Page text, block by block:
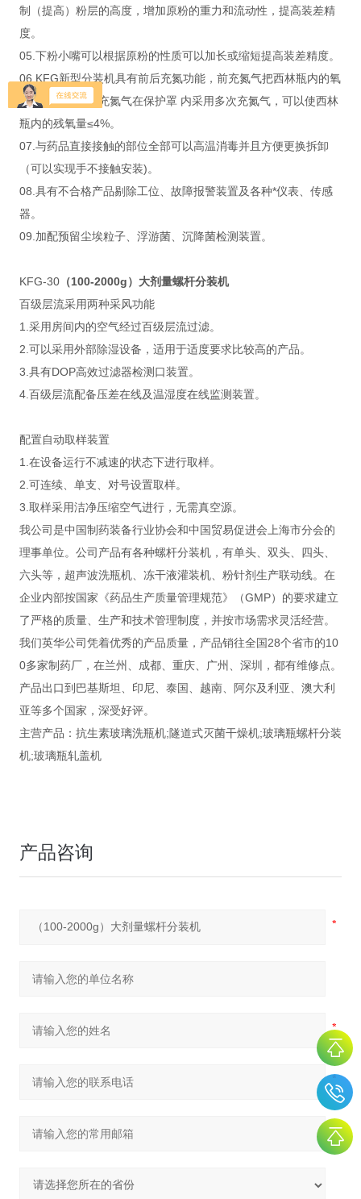
制（提高）粉层的高度，增加原粉的重力和流动性，提高装差精
度。
05.下粉小嘴可以根据原粉的性质可以加长或缩短提高装差精度。
06.KFG新型分装机具有前后充氮功能，前充氮气把西林瓶内的氧
气置换出来，后充氮气在保护罩 内采用多次充氮气，可以使西林
瓶内的残氧量≤4%。
07.与药品直接接触的部位全部可以高温消毒并且方便更换拆卸
（可以实现手不接触安装)。
08.具有不合格产品剔除工位、故障报警装置及各种*仪表、传感
器。
09.加配预留尘埃粒子、浮游菌、沉降菌检测装置。
KFG-30（100-2000g） 大剂量螺杆分装机
百级层流采用两种采风功能
1.采用房间内的空气经过百级层流过滤。
2.可以采用外部除湿设备，适用于适度要求比较高的产品。
3.具有DOP高效过滤器检测口装置。
4.百级层流配备压差在线及温湿度在线监测装置。
配置自动取样装置
1.在设备运行不减速的状态下进行取样。
2.可连续、单支、对号设置取样。
3.取样采用洁净压缩空气进行，无需真空源。
我公司是中国制药装备行业协会和中国贸易促进会上海市分会的
理事单位。公司产品有各种螺杆分装机，有单头、双头、四头、
六头等，超声波洗瓶机、冻干液灌装机、粉针剂生产联动线。在
企业内部按国家《药品生产质量管理规范》（GMP）的要求建立
了严格的质量、生产和技术管理制度，并按市场需求灵活经营。
我们英华公司凭着优秀的产品质量，产品销往全国28个省市的10
0多家制药厂，在兰州、成都、重庆、广州、深圳，都有维修点。
产品出口到巴基斯坦、印尼、泰国、越南、阿尔及利亚、澳大利
亚等多个国家，深受好评。
主营产品：抗生素玻璃洗瓶机;隧道式灭菌干燥机;玻璃瓶螺杆分装
机;玻璃瓶轧盖机
产品咨询